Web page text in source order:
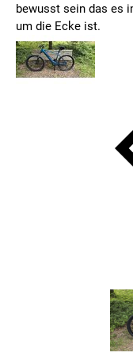
bewusst sein das es
um die Ecke ist.